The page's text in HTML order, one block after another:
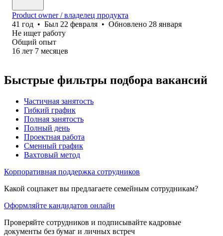
Product owner / владелец продукта
41 год • Был 22 февраля • Обновлено 28 января
Не ищет работу
Общий опыт
16 лет 7 месяцев
Быстрые фильтры подбора вакансий
Частичная занятость
Гибкий график
Полная занятость
Полный день
Проектная работа
Сменный график
Вахтовый метод
Корпоративная поддержка сотрудников
Какой соцпакет вы предлагаете семейным сотрудникам?
Оформляйте кандидатов онлайн
Проверяйте сотрудников и подписывайте кадровые
документы без бумаг и личных встреч